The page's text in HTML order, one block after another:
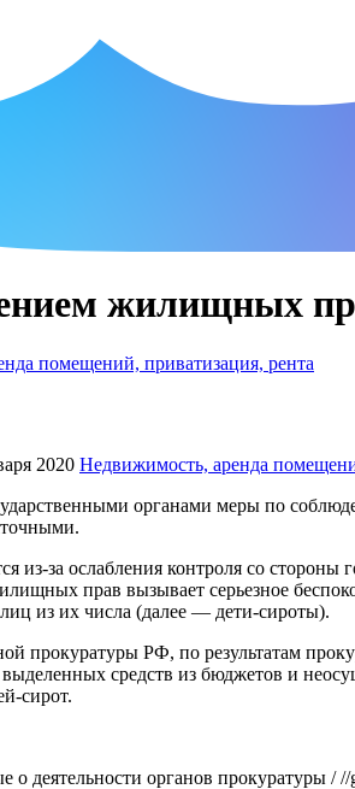
жилищных
помещений, приватизация, рента
2020 Недвижимость, аренда
органами меры по
из-за ослабления контроля со
прав вызывает серьезное
из их числа (далее — дети-сироты).
прокуратуры РФ, по результатам
средств из бюджетов и
сирот.
деятельности органов прокуратуры /